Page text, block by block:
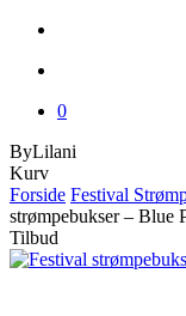
0
ByLilani
KurvClose
Cart
Forside Festival
strømpebukser – Blue
Tilbud